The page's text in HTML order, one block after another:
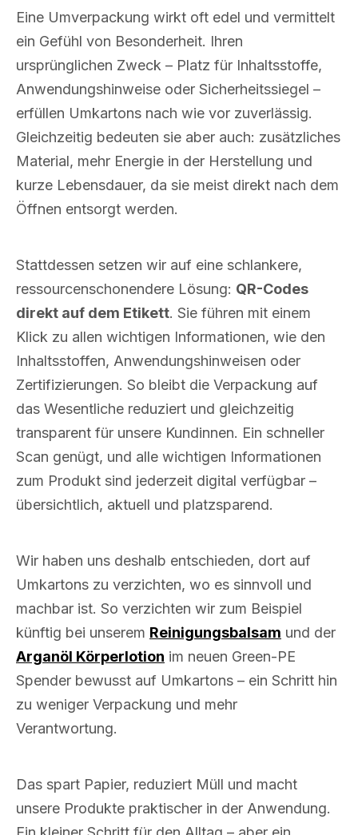
Eine Umverpackung wirkt oft edel und vermittelt
ein Gefühl von Besonderheit. Ihren
ursprünglichen Zweck – Platz für Inhaltsstoffe,
Anwendungshinweise oder Sicherheitssiegel –
erfüllen Umkartons nach wie vor zuverlässig.
Gleichzeitig bedeuten sie aber auch: zusätzliches
Material, mehr Energie in der Herstellung und
kurze Lebensdauer, da sie meist direkt nach dem
Öffnen entsorgt werden.
Stattdessen setzen wir auf eine schlankere,
ressourcenschonendere Lösung: QR-Codes
direkt auf dem Etikett. Sie führen mit einem
Klick zu allen wichtigen Informationen, wie den
Inhaltsstoffen, Anwendungshinweisen oder
Zertifizierungen. So bleibt die Verpackung auf
das Wesentliche reduziert und gleichzeitig
transparent für unsere Kundinnen. Ein schneller
Scan genügt, und alle wichtigen Informationen
zum Produkt sind jederzeit digital verfügbar –
übersichtlich, aktuell und platzsparend.
Wir haben uns deshalb entschieden, dort auf
Umkartons zu verzichten, wo es sinnvoll und
machbar ist. So verzichten wir zum Beispiel
künftig bei unserem Reinigungsbalsam und der
Arganöl Körperlotion im neuen Green-PE
Spender bewusst auf Umkartons – ein Schritt hin
zu weniger Verpackung und mehr
Verantwortung.
Das spart Papier, reduziert Müll und macht
unsere Produkte praktischer in der Anwendung.